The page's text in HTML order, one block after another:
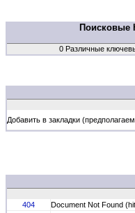
Поисковые
0 Различные
Добавить в закладки
404
Document Not Found